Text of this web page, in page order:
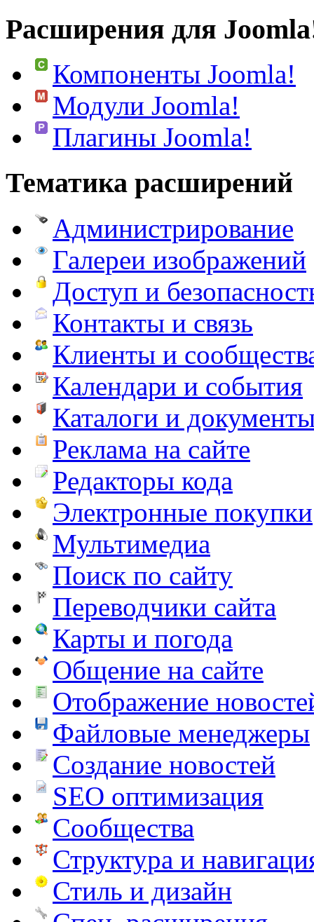
Расширения для
Компоненты Joomla!
Модули Joomla!
Плагины Joomla!
Тематика расширений
Администрирование
Галереи изображений
Доступ и
Контакты и связь
Клиенты и
Календари и события
Каталоги и
Реклама на сайте
Редакторы кода
Электронные покупки
Мультимедиа
Поиск по сайту
Переводчики сайта
Карты и погода
Общение на сайте
Отображение
Файловые менеджеры
Создание новостей
SEO оптимизация
Сообщества
Структура и
Стиль и дизайн